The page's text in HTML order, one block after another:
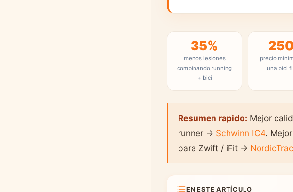
35%
menos lesiones
combinando running
+ bici
precio
una bici
Resumen rapido: Mejor
runner → Schwinn IC4.
para Zwift / iFit →
EN ESTE ARTÍCULO